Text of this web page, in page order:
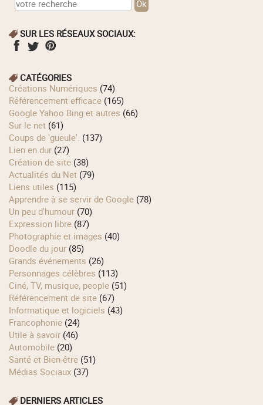
SUR LES RÉSEAUX SOCIAUX:
CATÉGORIES
Créations Numériques (74)
Référencement efficace (165)
Google Yahoo Bing et autres (66)
Sur le net (61)
Coups de 'gueule'. (137)
Lien en dur (27)
Création de site (38)
Actualités du Net (79)
Liens utiles (115)
Apprendre à se servir de Google (78)
Un peu d'humour (70)
Expression libre (87)
Photographie et images (40)
Doodle du jour (85)
Grands événements (26)
Personnages célèbres (113)
Ciné, TV, musique, people (51)
Référencement de site (67)
Informatique et logiciels (43)
Francophonie (24)
Utile à savoir (46)
Automobile (20)
Santé et Bien-être (51)
Médias Sociaux (37)
DERNIERS ARTICLES